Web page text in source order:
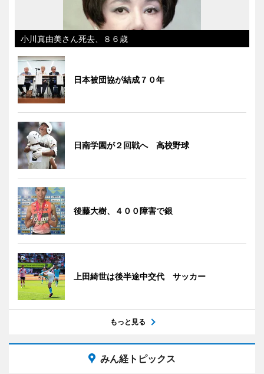
小川真由美さん死去、８６歳
日本被団協が結成７０年
日南学園が２回戦へ 高校野球
後藤大樹、４００障害で銀
上田綺世は後半途中交代 サッカー
もっと見る
みん経トピックス